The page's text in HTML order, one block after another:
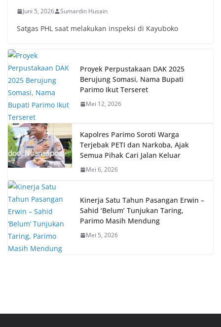
Juni 5, 2026 Sumardin Husain
Satgas PHL saat melakukan inspeksi di Kayuboko
Proyek Perpustakaan DAK 2025
Berujung Somasi, Nama Bupati
Parimo Ikut Terseret
Mei 12, 2026
Kapolres Parimo Soroti Warga
Terjebak PETI dan Narkoba, Ajak
Semua Pihak Cari Jalan Keluar
Mei 6, 2026
Kinerja Satu Tahun Pasangan Erwin –
Sahid ‘Belum’ Tunjukan Taring,
Parimo Masih Mendung
Mei 5, 2026